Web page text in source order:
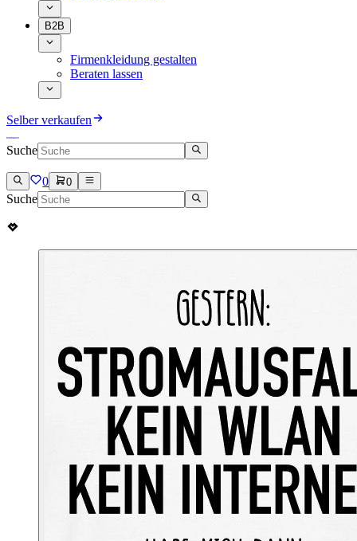
B2B
Firmenkleidung gestalten
Beraten lassen
Selber verkaufen
Suche
0 0
Suche